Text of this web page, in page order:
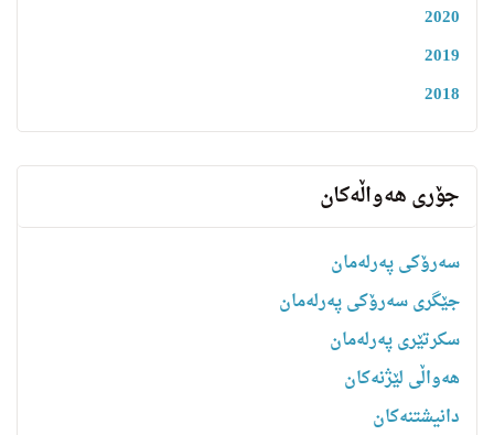
2020
2019
2018
جۆری هەواڵەکان
سەرۆکی پەرلەمان
جێگری سەرۆکی پەرلەمان
سکرتێری پەرلەمان
هه‌واڵى لێژنه‌كان
دانیشتنه‌کان